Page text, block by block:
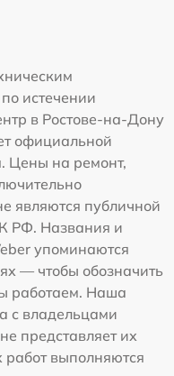
истечении
в Ростове-на-Дону
официальной
Цены на ремонт,
являются публичной
РФ. Названия и
упоминаются
— чтобы обозначить
работаем. Наша
с владельцами
представляет их
выполняются